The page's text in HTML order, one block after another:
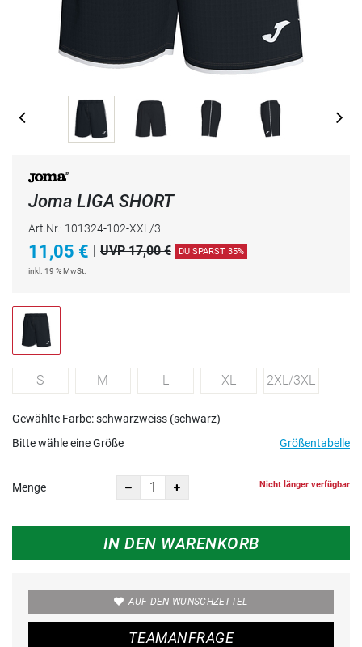
Joma LIGA SHORT
Art.Nr.: 101324-102-XXL/3
11,05 € UVP 17,00 € DU SPARST 35%
inkl. 19 % MwSt.
S M L XL 2XL/3XL
Gewählte Farbe: schwarzweiss (schwarz)
Bitte wähle eine Größe
Größentabelle
Menge Nicht länger verfügbar
IN DEN WARENKORB
AUF DEN WUNSCHZETTEL
TEAMANFRAGE